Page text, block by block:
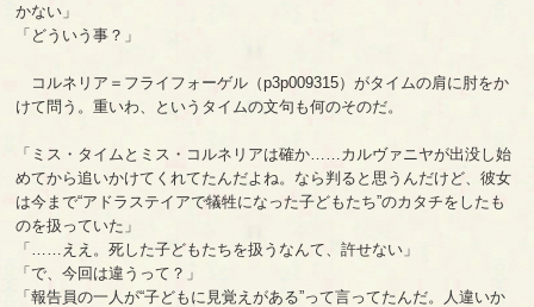
かない」
「どういう事？」
コルネリア＝フライフォーゲル（p3p009315）がタイムの肩に肘をか
けて問う。重いわ、というタイムの文句も何のそのだ。
「ミス・タイムとミス・コルネリアは確か……カルヴァニヤが出没し始
めてから追いかけてくれてたんだよね。なら判ると思うんだけど、彼女
は今まで“アドラステイアで犠牲になった子どもたち”のカタチをしたも
のを扱っていた」
「……ええ。死した子どもたちを扱うなんて、許せない」
「で、今回は違うって？」
「報告員の一人が“子どもに見覚えがある”って言ってたんだ。人違いか